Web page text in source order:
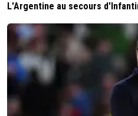
L'Argentine au secours